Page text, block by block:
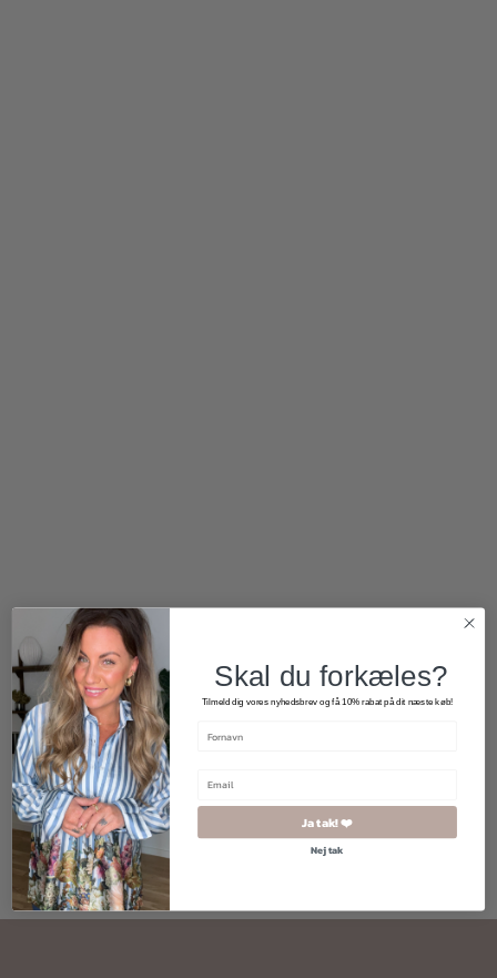
240,00kr.
Skal du forkæles?
Tilmeld dig vores nyhedsbrev og få 10% rabat på dit næste køb!
Ja tak! ❤️
Nej tak